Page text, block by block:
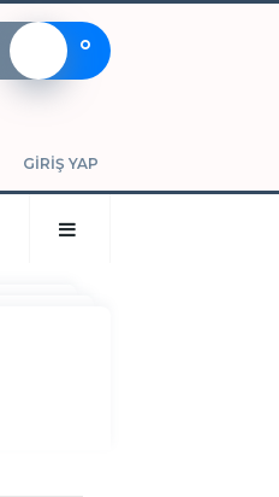
°
GİRİŞ YAP